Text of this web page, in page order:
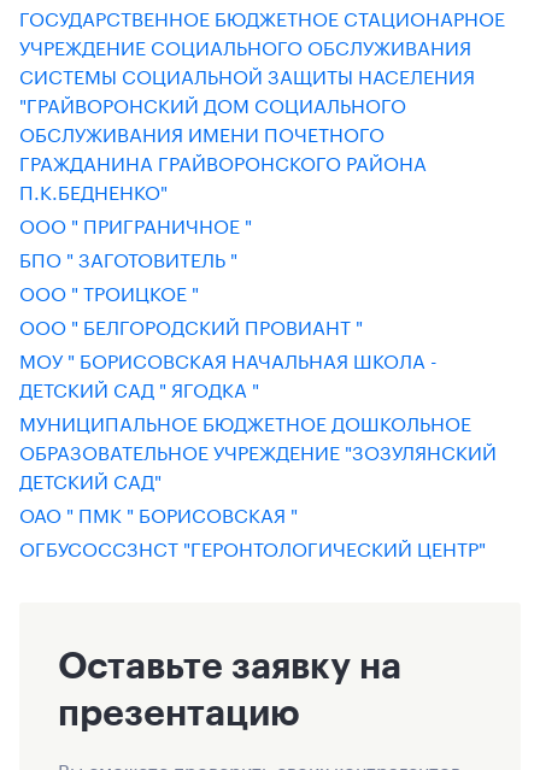
ГОСУДАРСТВЕННОЕ БЮДЖЕТНОЕ СТАЦИОНАРНОЕ
УЧРЕЖДЕНИЕ СОЦИАЛЬНОГО ОБСЛУЖИВАНИЯ
СИСТЕМЫ СОЦИАЛЬНОЙ ЗАЩИТЫ НАСЕЛЕНИЯ
"ГРАЙВОРОНСКИЙ ДОМ СОЦИАЛЬНОГО
ОБСЛУЖИВАНИЯ ИМЕНИ ПОЧЕТНОГО
ГРАЖДАНИНА ГРАЙВОРОНСКОГО РАЙОНА
П.К.БЕДНЕНКО"
ООО " ПРИГРАНИЧНОЕ "
БПО " ЗАГОТОВИТЕЛЬ "
ООО " ТРОИЦКОЕ "
ООО " БЕЛГОРОДСКИЙ ПРОВИАНТ "
МОУ " БОРИСОВСКАЯ НАЧАЛЬНАЯ ШКОЛА -
ДЕТСКИЙ САД " ЯГОДКА "
МУНИЦИПАЛЬНОЕ БЮДЖЕТНОЕ ДОШКОЛЬНОЕ
ОБРАЗОВАТЕЛЬНОЕ УЧРЕЖДЕНИЕ "ЗОЗУЛЯНСКИЙ
ДЕТСКИЙ САД"
ОАО " ПМК " БОРИСОВСКАЯ "
ОГБУСОССЗНСТ "ГЕРОНТОЛОГИЧЕСКИЙ ЦЕНТР"
Оставьте заявку на
презентацию